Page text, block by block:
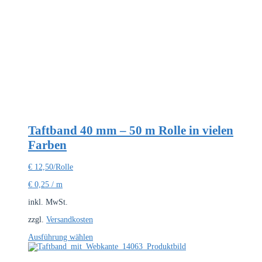
Taftband 40 mm – 50 m Rolle in vielen
Farben
€ 12,50/Rolle
€ 0,25 / m
inkl. MwSt.
zzgl. Versandkosten
Ausführung wählen
Produkt